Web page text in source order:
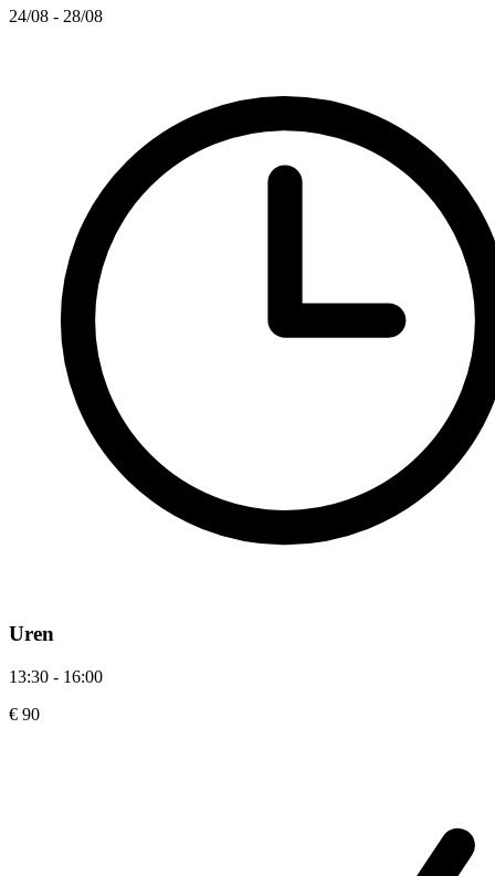
24/08 - 28/08
Uren
13:30 - 16:00
€ 90